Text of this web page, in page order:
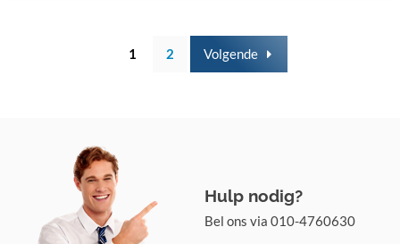
1 2 Volgende
Hulp nodig?
Bel ons via 010-4760630